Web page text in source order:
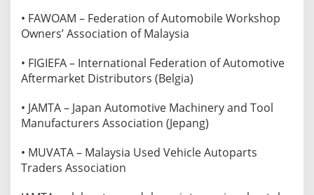
• FAWOAM – Federation of Automobile Workshop
Owners’ Association of Malaysia
• FIGIEFA – International Federation of Automotive
Aftermarket Distributors (Belgia)
• JAMTA – Japan Automotive Machinery and Tool
Manufacturers Association (Jepang)
• MUVATA – Malaysia Used Vehicle Autoparts
Traders Association